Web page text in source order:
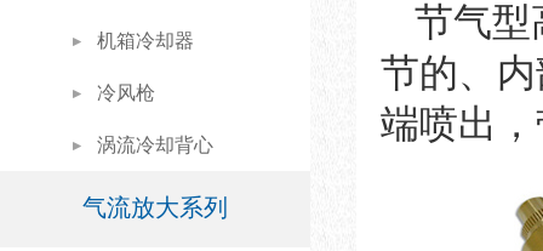
机箱冷却器
冷风枪
涡流冷却背心
气流放大系列
节气型
节的、
端喷出